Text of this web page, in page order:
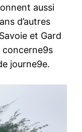
aussi
d’autres
et Gard
journe9e.